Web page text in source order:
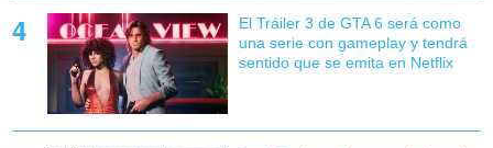
El Tráiler 3 de GTA 6 será como
una serie con gameplay y tendrá
sentido que se emita en Netflix